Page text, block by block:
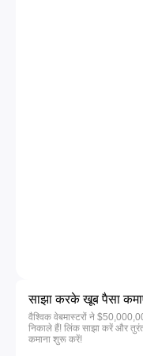
साझा करके खूब पैसा
वैश्विक वेबमास्टरों ने
निकाले हैं! लिंक साझा करें और
कमाना शुरू करें!